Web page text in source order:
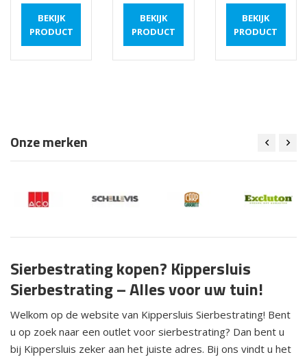
BEKIJK
PRODUCT
BEKIJK
PRODUCT
BEKIJK
PRODUCT
Onze merken
Sierbestrating kopen? Kippersluis
Sierbestrating – Alles voor uw tuin!
Welkom op de website van Kippersluis Sierbestrating! Bent
u op zoek naar een outlet voor sierbestrating? Dan bent u
bij Kippersluis zeker aan het juiste adres. Bij ons vindt u het